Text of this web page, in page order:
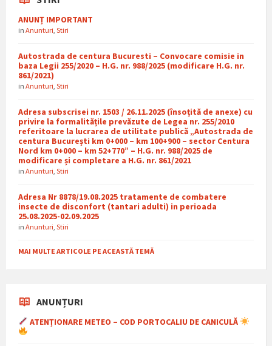
ANUNȚ IMPORTANT
in Anunturi Stiri
Autostrada de centura Bucuresti – Convocare comisie in
baza Legii 255/2020 – H.G. nr. 988/2025 (modificare H.G. nr.
861/2021)
in Anunturi Stiri
Adresa subscrisei nr. 1503 / 26.11.2025 (însoțită de anexe) cu
privire la formalitățile prevăzute de Legea nr. 255/2010
referitoare la lucrarea de utilitate publică „Autostrada de
centura București km 0+000 – km 100+900 – sector Centura
Nord km 0+000 – km 52+770” – H.G. nr. 988/2025 de
modificare și completare a H.G. nr. 861/2021
in Anunturi Stiri
Adresa Nr 8878/19.08.2025 tratamente de combatere
insecte de disconfort (tantari adulti) in perioada
25.08.2025-02.09.2025
in Anunturi Stiri
MAI MULTE ARTICOLE PE ACEASTĂ TEMĂ
ANUNȚURI
ATENȚIONARE METEO – COD PORTOCALIU DE CANICULĂ